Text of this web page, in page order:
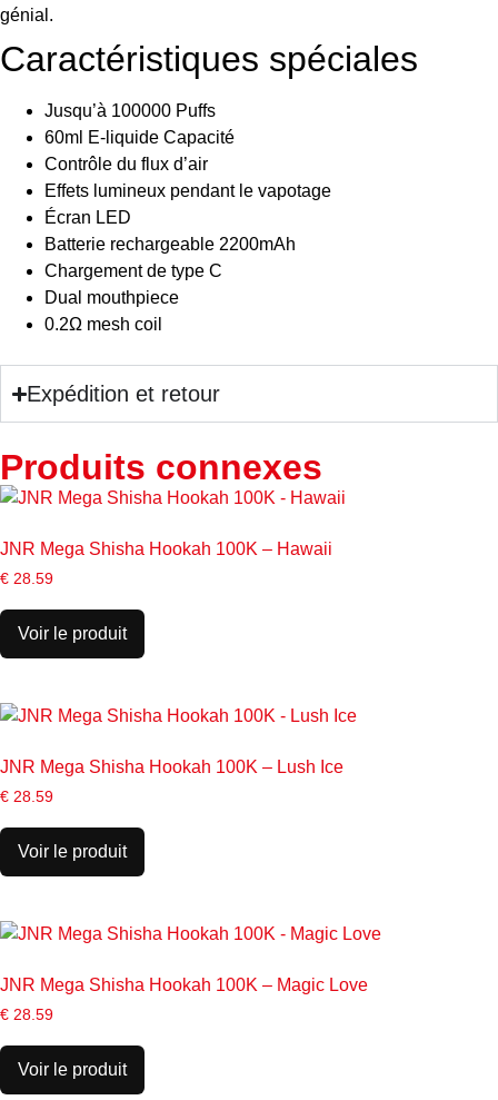
génial.
Caractéristiques spéciales
Jusqu’à 100000 Puffs
60ml E-liquide Capacité
Contrôle du flux d’air
Effets lumineux pendant le vapotage
Écran LED
Batterie rechargeable 2200mAh
Chargement de type C
Dual mouthpiece
0.2Ω mesh coil
Expédition et retour
Produits connexes
JNR Mega Shisha Hookah 100K – Hawaii
€ 28.59
Voir le produit
JNR Mega Shisha Hookah 100K – Lush Ice
€ 28.59
Voir le produit
JNR Mega Shisha Hookah 100K – Magic Love
€ 28.59
Voir le produit